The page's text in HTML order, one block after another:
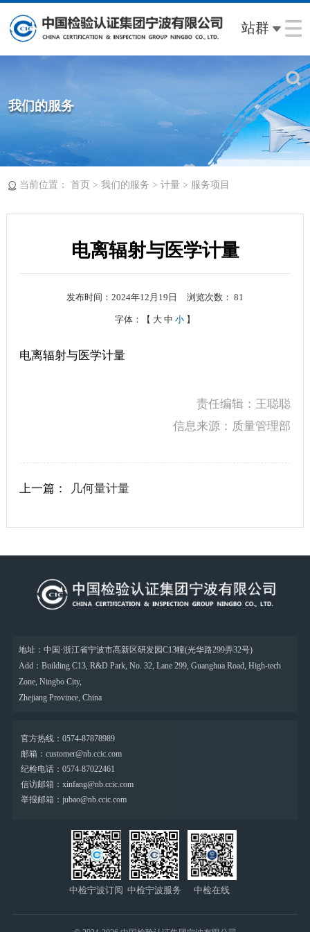
站群
我们的服务
当前位置： 首页> 我们的服务 > 计量> 服务项目
电离辐射与医学计量
发布时间：2024年12月19日 浏览次数： 81
字体：【 大 中 小 】
电离辐射与医学计量
责任编辑：王聪聪
信息来源：质量管理部
上一篇： 几何量计量
地址：中国·浙江省宁波市高新区研发园C13幢(光华路299弄32号)
Add：Building C13, R&D Park, No. 32, Lane 299, Guanghua Road, High-tech
Zone, Ningbo City,
Zhejiang Province, China
官方热线：0574-87878989
邮箱：customer@nb.ccic.com
纪检电话：0574-87022461
信访邮箱：xinfang@nb.ccic.com
举报邮箱：jubao@nb.ccic.com
中检宁波订阅 中检宁波服务
中检在线